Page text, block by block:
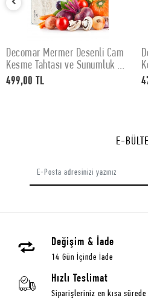
SEPETE EKLE
Decomar Mermer Desenli Cam
Kesme Tahtası ve Sunumluk 30
x 40 cm
499,00 TL
x
E-
Değişim & İade
14 Gün İçinde İade
Hızlı Teslimat
Siparişleriniz en kısa sürede